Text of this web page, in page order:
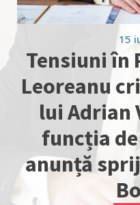
15
Tensiuni în
Leoreanu
lui Adrian
funcția
anunță